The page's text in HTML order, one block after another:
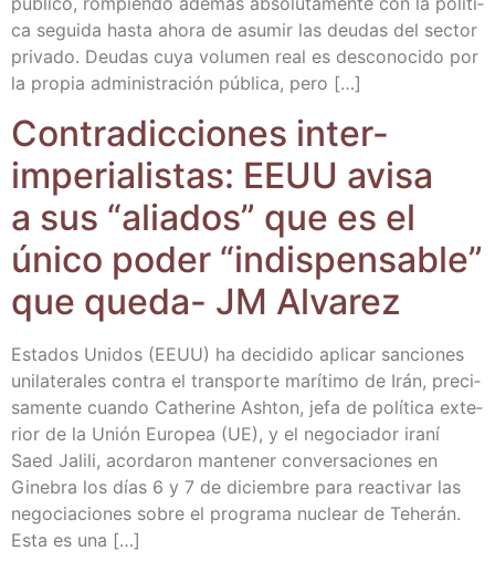
ca segui­da has­ta aho­ra de asu­mir las deu­das del sec­tor
pri­va­do. Deu­das cuya volu­men real es des­co­no­ci­do por
la pro­pia admi­nis­tra­ción públi­ca, pero […]
Con­tra­dic­cio­nes inter-
impe­ria­lis­tas: EEUU avi­sa
a sus “alia­dos” que es el
úni­co poder “indis­pen­sa­ble”
que que­da- JM Alvarez
Esta­dos Uni­dos (EEUU) ha deci­di­do apli­car san­cio­nes
uni­la­te­ra­les con­tra el trans­por­te marí­ti­mo de Irán, pre­ci­
sa­men­te cuan­do Cathe­ri­ne Ash­ton, jefa de polí­ti­ca exte­
rior de la Unión Euro­pea (UE), y el nego­cia­dor ira­ní
Saed Jali­li, acor­da­ron man­te­ner con­ver­sa­cio­nes en
Gine­bra los días 6 y 7 de diciem­bre para reac­ti­var las
nego­cia­cio­nes sobre el pro­gra­ma nuclear de Tehe­rán.
Esta es una […]